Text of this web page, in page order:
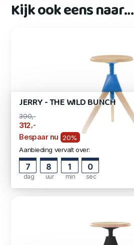
Kijk ook eens naar…
JERRY - THE WILD BUNCH
390,-
312,-
Bespaar nu
20%
Aanbieding vervalt over:
7
dag
8
uur
0
min
59
sec